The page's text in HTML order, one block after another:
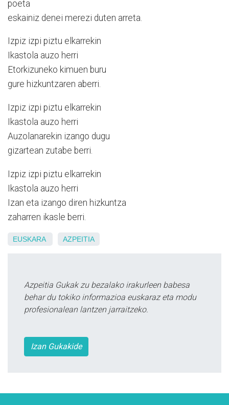
poeta
eskainiz denei merezi duten arreta.
Izpiz izpi piztu elkarrekin
Ikastola auzo herri
Etorkizuneko kimuen buru
gure hizkuntzaren aberri.
Izpiz izpi piztu elkarrekin
Ikastola auzo herri
Auzolanarekin izango dugu
gizartean zutabe berri.
Izpiz izpi piztu elkarrekin
Ikastola auzo herri
Izan eta izango diren hizkuntza
zaharren ikasle berri.
EUSKARA AZPEITIA
Azpeitia Gukak zu bezalako irakurleen babesa
behar du tokiko informazioa euskaraz eta modu
profesionalean lantzen jarraitzeko.
Izan Gukakide